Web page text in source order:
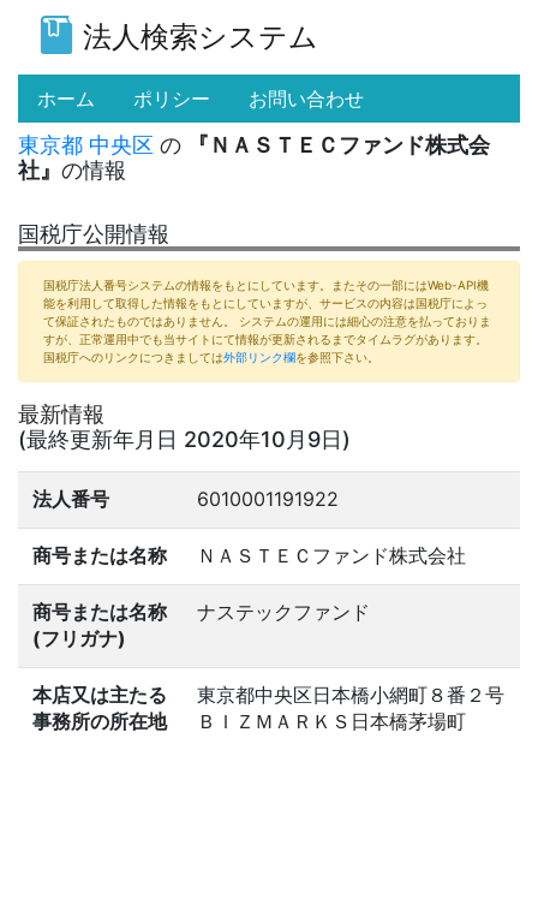
法人検索システム
ホーム (current)
ポリシー お問い合わせ
東京都 中央区 の
『ＮＡＳＴＥＣファンド株式会
社』 の情報
国税庁公開情報
国税庁法人番号システムの情報をもとにしています。またその一部にはWeb-API機
能を利用して取得した情報をもとにしていますが、サービスの内容は国税庁によっ
て保証されたものではありません。 システムの運用には細心の注意を払っておりま
すが、正常運用中でも当サイトにて情報が更新されるまでタイムラグがあります。
国税庁へのリンクにつきましては外部リンク欄を参照下さい。
最新情報
(最終更新年月日 2020年10月9日)
法人番号 6010001191922
商号または名称 ＮＡＳＴＥＣファンド株式会社
商号または名称
(フリガナ)
ナステックファンド
本店又は主たる
事務所の所在地
東京都中央区日本橋小網町８番２号
ＢＩＺＭＡＲＫＳ日本橋茅場町